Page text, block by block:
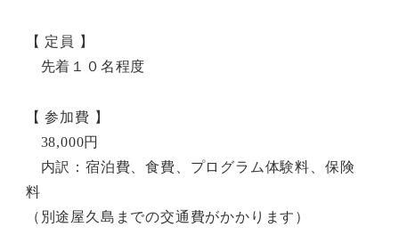
【 定員 】
先着１０名程度
【 参加費 】
38,000円
内訳：宿泊費、食費、プログラム体験料、保険
料
（別途屋久島までの交通費がかかります）